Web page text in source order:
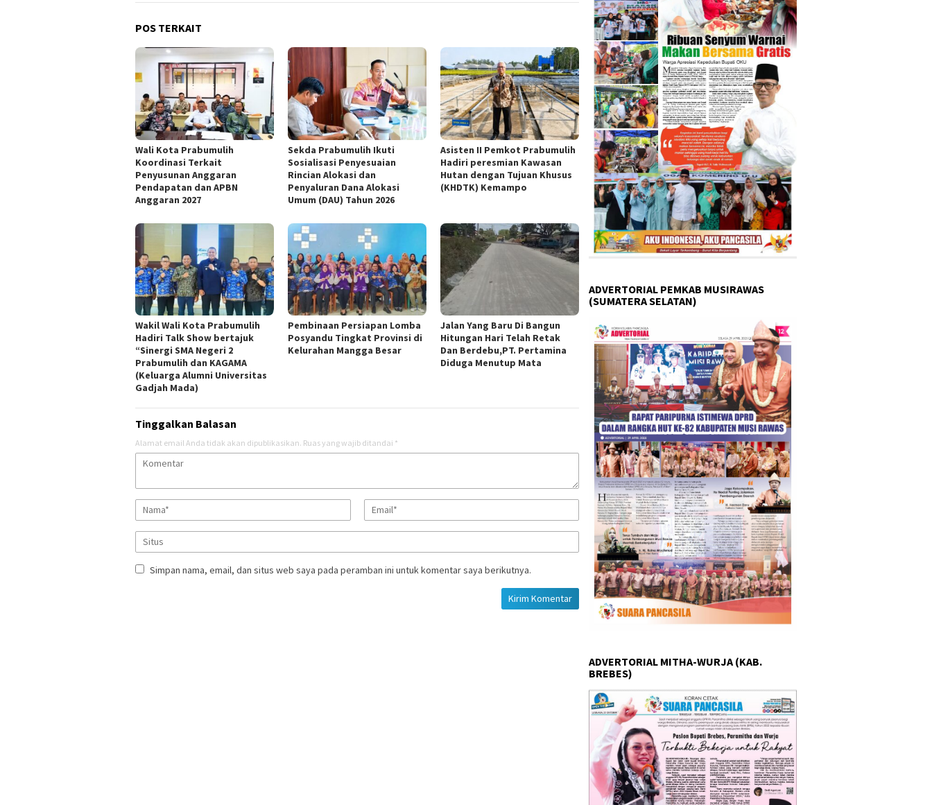
POS TERKAIT
Wali Kota Prabumulih
Koordinasi Terkait
Penyusunan Anggaran
Pendapatan dan APBN
Anggaran 2027
Sekda Prabumulih Ikuti
Sosialisasi Penyesuaian
Rincian Alokasi dan
Penyaluran Dana Alokasi
Umum (DAU) Tahun 2026
Asisten II Pemkot Prabumulih
Hadiri peresmian Kawasan
Hutan dengan Tujuan Khusus
(KHDTK) Kemampo
Wakil Wali Kota Prabumulih
Hadiri Talk Show bertajuk
“Sinergi SMA Negeri 2
Prabumulih dan KAGAMA
(Keluarga Alumni Universitas
Gadjah Mada)
Pembinaan Persiapan Lomba
Posyandu Tingkat Provinsi di
Kelurahan Mangga Besar
Jalan Yang Baru Di Bangun
Hitungan Hari Telah Retak
Dan Berdebu,PT. Pertamina
Diduga Menutup Mata
Tinggalkan Balasan
Alamat email Anda tidak akan dipublikasikan. Ruas yang wajib ditandai *
Simpan nama, email, dan situs web saya pada peramban ini untuk komentar saya berikutnya.
ADVERTORIAL PEMKAB MUSIRAWAS
(SUMATERA SELATAN)
ADVERTORIAL MITHA-WURJA (KAB.
BREBES)